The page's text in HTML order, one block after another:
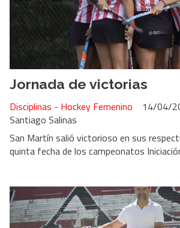
Jornada de victorias
Santiago Salinas
Disciplinas - Hockey Femenino 14/04/
San Martín salió victorioso en sus
quinta fecha de los campeonatos